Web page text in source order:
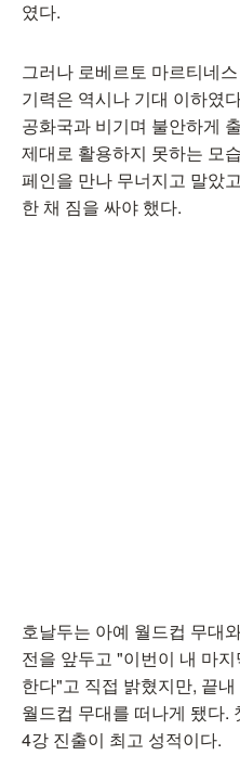
였다.
그러나 로베르토 마르티네
기력은 역시나 기대 이하였
공화국과 비기며 불안하게
제대로 활용하지 못하는 모
페인을 만나 무너지고 말았
한 채 짐을 싸야 했다.
호날두는 아예 월드컵 무대
전을 앞두고 "이번이 내 마
한다"고 직접 밝혔지만, 끝
월드컵 무대를 떠나게 됐다.
4강 진출이 최고 성적이다.